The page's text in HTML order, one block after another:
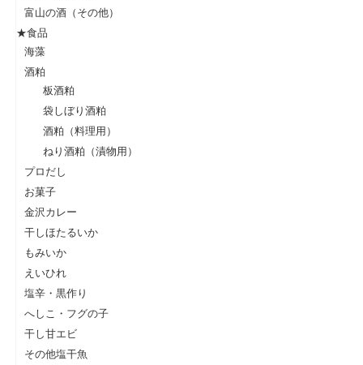
富山の酒（その他）
★食品
海藻
酒粕
板酒粕
袋しぼり酒粕
酒粕（料理用）
ねり酒粕（漬物用）
プロだし
お菓子
金沢カレー
干しほたるいか
もみいか
えいひれ
塩辛・黒作り
へしこ・フグの子
干し甘エビ
その他塩干魚